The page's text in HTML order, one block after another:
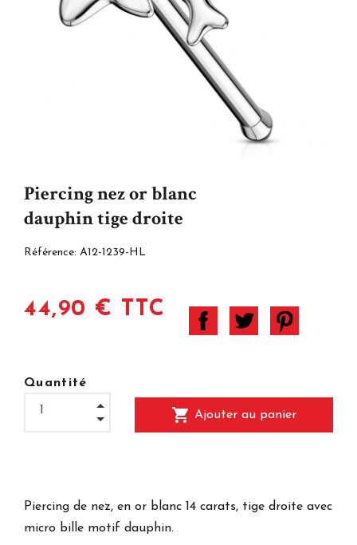
Piercing nez or blanc
dauphin tige droite
Référence: A12-1239-HL
44,90 € TTC
Quantité
shopping_cart Ajouter au panier
Piercing de nez, en or blanc 14 carats, tige droite avec
micro bille motif dauphin.